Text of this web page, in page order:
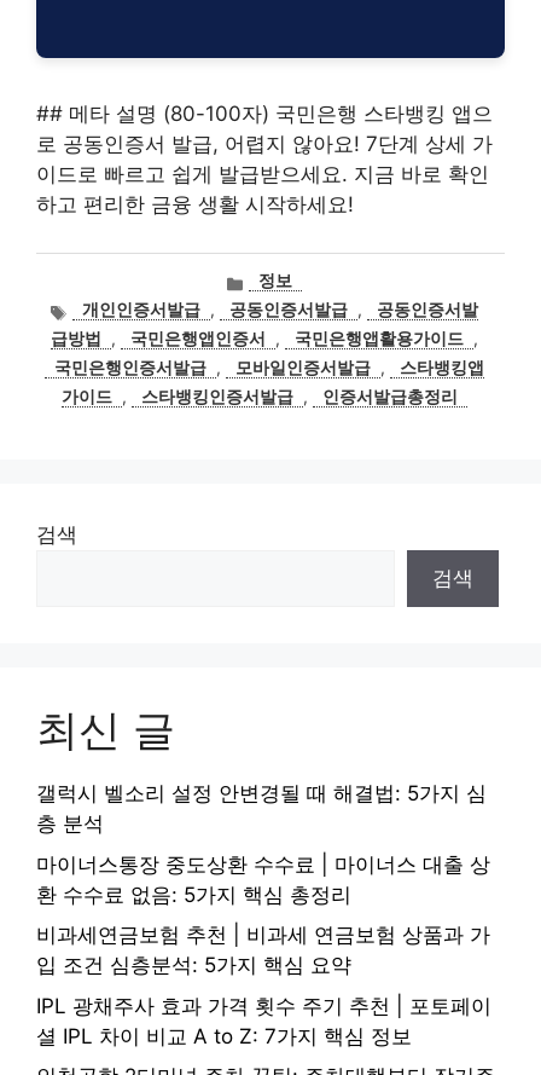
## 메타 설명 (80-100자) 국민은행 스타뱅킹 앱으
로 공동인증서 발급, 어렵지 않아요! 7단계 상세 가
이드로 빠르고 쉽게 발급받으세요. 지금 바로 확인
하고 편리한 금융 생활 시작하세요!
카
테
고
리
정보
태
그
개인인증서발급 , 공동인증서발급 ,
공동인증서발
급방법
, 국민은행앱인증서 , 국민은행앱활용가이드 ,
국민은행인증서발급 , 모바일인증서발급 ,
스타뱅킹앱
가이드 , 스타뱅킹인증서발급 , 인증서발급총정리
검색
검색
최신 글
갤럭시 벨소리 설정 안변경될 때 해결법: 5가지 심
층 분석
마이너스통장 중도상환 수수료 | 마이너스 대출 상
환 수수료 없음: 5가지 핵심 총정리
비과세연금보험 추천 | 비과세 연금보험 상품과 가
입 조건 심층분석: 5가지 핵심 요약
IPL 광채주사 효과 가격 횟수 주기 추천 | 포토페이
셜 IPL 차이 비교 A to Z: 7가지 핵심 정보